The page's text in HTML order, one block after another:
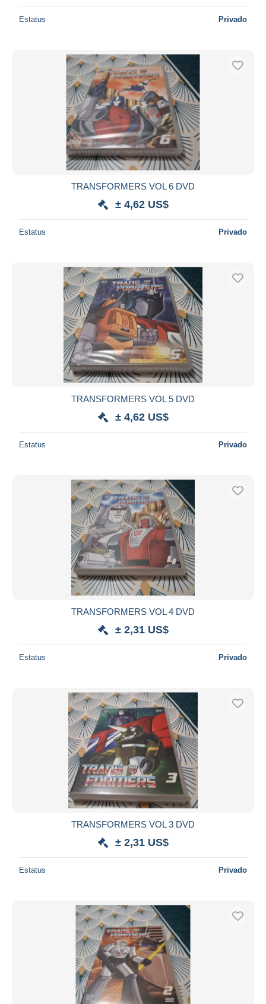
Estatus Privado
TRANSFORMERS VOL 6 DVD
± 4,62 US$
Estatus Privado
TRANSFORMERS VOL 5 DVD
± 4,62 US$
Estatus Privado
TRANSFORMERS VOL 4 DVD
± 2,31 US$
Estatus Privado
TRANSFORMERS VOL 3 DVD
± 2,31 US$
Estatus Privado